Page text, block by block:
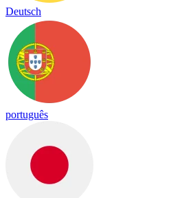
Deutsch
português